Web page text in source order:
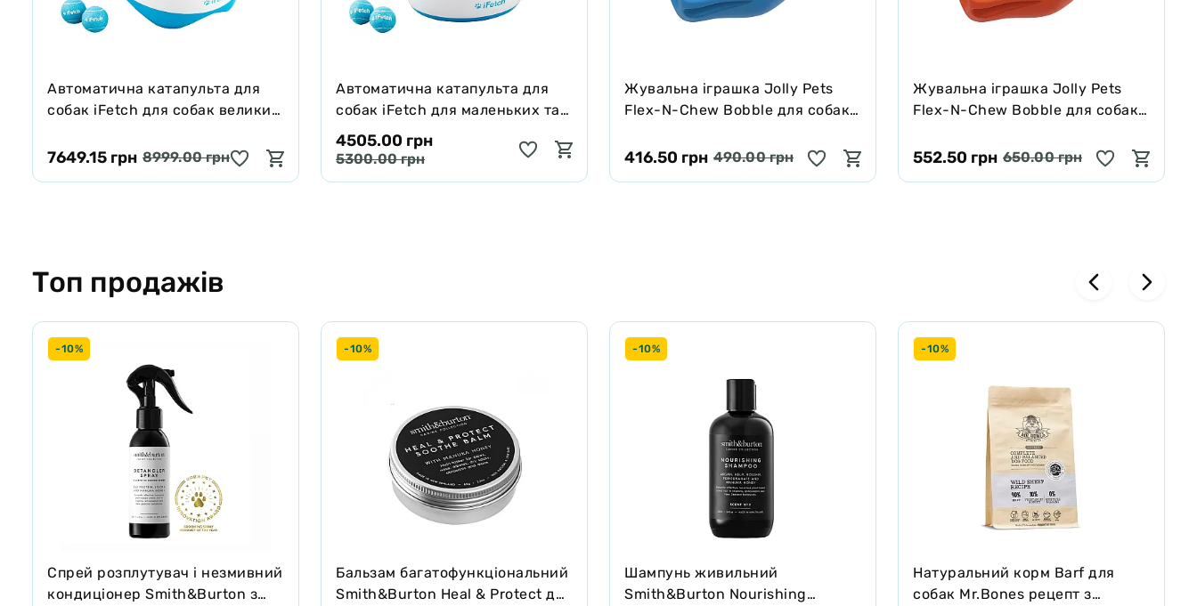
Автоматична катапульта для
собак iFetch для собак великих
7649.15 грн 8999.00 грн
Автоматична катапульта для
собак iFetch для маленьких та
середніх порід
4505.00 грн
5300.00 грн
Жувальна іграшка Jolly Pets
Flex-N-Chew Bobble для собак,
416.50 грн 490.00 грн
Жувальна іграшка Jolly Pets
Flex-N-Chew Bobble для собак,
552.50 грн 650.00 грн
Топ продажів
-10%
Спрей розплутувач і незмивний
кондиціонер Smith&Burton з
-10%
Бальзам багатофункціональний
Smith&Burton Heal & Protect для
-10%
Шампунь живильний
Smith&Burton Nourishing
-10%
Натуральний корм Barf для
собак Mr.Bones рецепт з